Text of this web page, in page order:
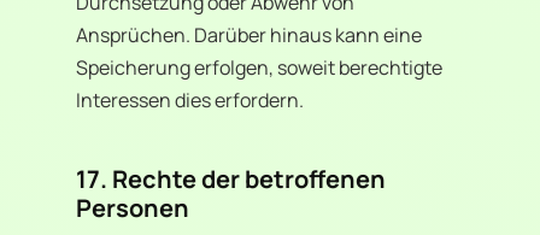
Ansprüchen. Darüber hinaus kann eine
Speicherung erfolgen, soweit berechtigte
Interessen dies erfordern.
17. Rechte der betroffenen
Personen